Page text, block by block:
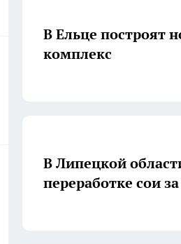
В Ельце построят
комплекс
В Липецкой
переработке сои